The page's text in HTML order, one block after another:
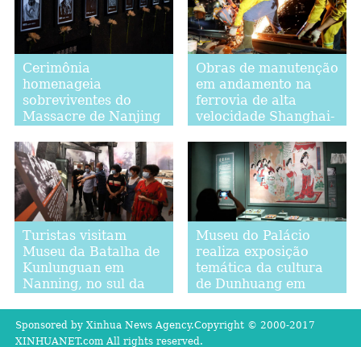
Cerimônia
homenageia
sobreviventes do
Massacre de Nanjing
Obras de manutenção
em andamento na
ferrovia de alta
velocidade Shanghai-
Turistas visitam
Museu da Batalha de
Kunlunguan em
Nanning, no sul da
Museu do Palácio
realiza exposição
temática da cultura
de Dunhuang em
Sponsored by Xinhua News Agency.Copyright © 2000-2017
XINHUANET.com All rights reserved.